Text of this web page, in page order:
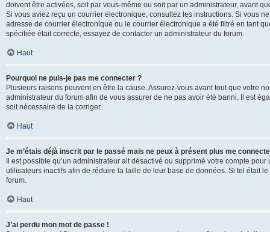
doivent être activées, soit par vous-même ou soit par un administrateur, avant
Si vous aviez reçu un courrier électronique, consultez les instructions. Si vous
adresse de courrier électronique ou le courrier électronique a été filtré en tant
spécifiée était correcte, essayez de contacter un administrateur du forum.
Haut
Pourquoi ne puis-je pas me connecter ?
Plusieurs raisons peuvent en être la cause. Assurez-vous avant tout que votre
administrateur du forum afin de vous assurer de ne pas avoir été banni. Il est
soit nécessaire de la corriger.
Haut
Je m’étais déjà inscrit par le passé mais ne peux à présent plus me
Il est possible qu’un administrateur ait désactivé ou supprimé votre compte
utilisateurs inactifs afin de réduire la taille de leur base de données. Si tel était
forum.
Haut
J’ai perdu mon mot de passe !